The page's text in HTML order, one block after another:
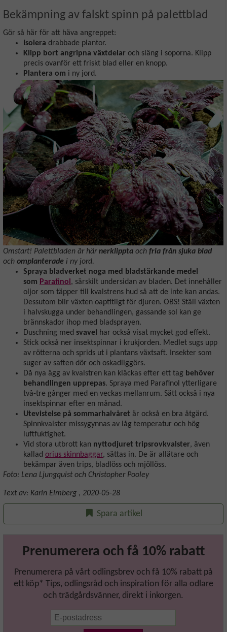
Bekämpning av falskt spinn på palettblad
Gör så här för att häva angreppet:
Isolera drabbade plantor.
Klipp bort angripna växtdelar och släng i soporna. Klipp
precis ovanför ett friskt blad eller en knopp.
Plantera om i ny jord.
Omstart! Palettbladen är härnerklippta och fria från sjuka blad
och omplanterade i ny jord.
Spraya bladverket noga med bladstärkande medel
som Parafinol, särskilt undersidan av bladen. Det innehåller
oljor som täpper till kvalstrens hud så att de inte kan andas.
Dessutom blir växten oaptitligt för djuren. OBS! Ställ växten
i halvskugga under behandlingen, gassande sol kan ge
brännskador ihop med bladsprayen.
Duschning med svavel har också visat mycket god effekt.
Stick också ner insektspinnar i krukjorden. Medlet sugs upp
av rötterna och sprids ut i plantans växtsaft. Insekter som
suger av saften dör och oskadliggörs.
Då nya ägg av kvalstren kan kläckas efter ett tag behöver
behandlingen upprepas. Spraya med Parafinol ytterligare
två-tre gånger med en veckas mellanrum. Sätt också i nya
insektspinnar efter en månad.
Utevistelse på sommarhalvåret är också en bra åtgärd.
Spinnkvalster missygynnas av låg temperatur och hög
luftfuktighet.
Vid stora utbrott kan nyttodjuret tripsrovkvalster, även
kallad orius skinnbaggar, sättas in. De är allätare och
bekämpar även trips, bladlöss och mjöllöss.
Foto: Lena Ljungquist och Christopher Pooley
Text av: Karin Elmberg , 2020-05-28
Spara artikel
Prenumerera och få 10% rabatt
Prenumerera på vårt odlingsbrev och få 10% rabatt på
ett köp* Tips, odlingsråd och inspiration för alla odlare
och trädgårdsvänner, direkt i inkorgen.